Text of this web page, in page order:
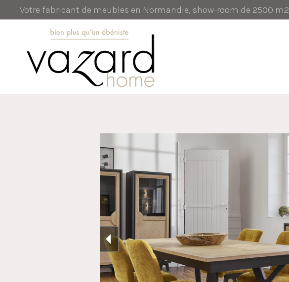
Votre fabricant de meubles en Normandie, show-room de 2500 m2